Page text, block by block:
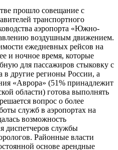
прошло совещание с
транспортного
аэропорта «Южно-
воздушным движением.
ежедневных рейсов на
и ночное время, которые
для пассажиров стыковку с
другие регионы России, а
«Аврора» (51% принадлежит
области) готова выполнять
вопрос о более
служб в аэропортах на
возможность
диспетчеров службы
Районные власти
основе арендные